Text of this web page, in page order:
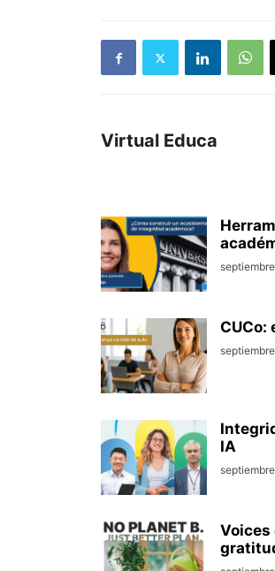
Virtual Educa
CUCo:
IA
Voices